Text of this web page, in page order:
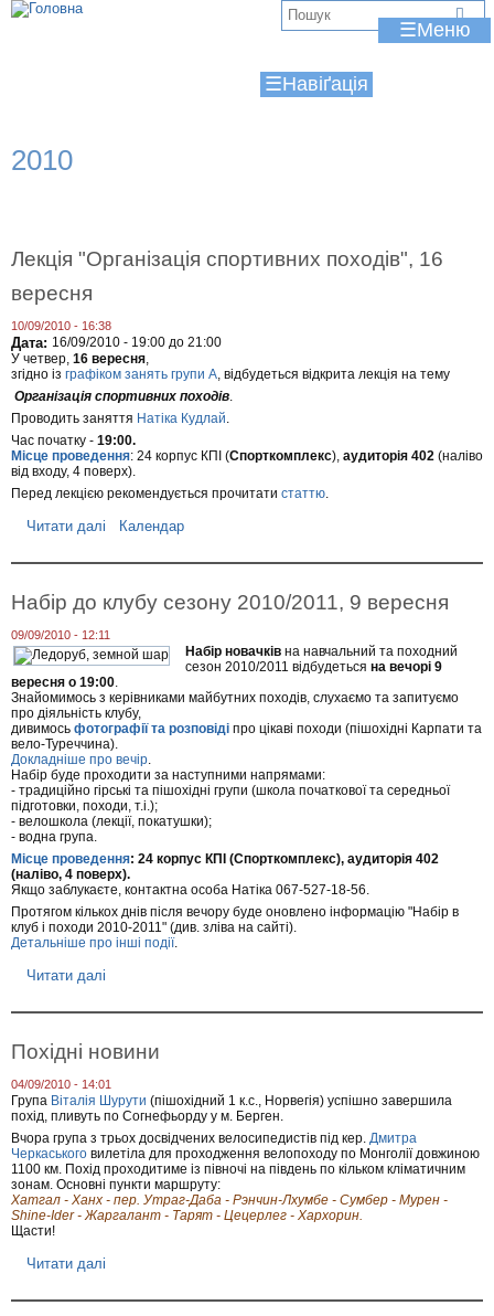
Jump to navigation
☰
☰
2010
Лекція "Організація спортивних походів", 16
вересня
10/09/2010 - 16:38
Дата: 16/09/2010 - 19:00 до 21:00
У четвер, 16 вересня,
згідно із графіком занять групи А, відбудеться відкрита лекція на тему
Організація спортивних походів.
Проводить заняття Натіка Кудлай.
Час початку - 19:00.
Місце проведення: 24 корпус КПІ (Спорткомплекс), аудиторія 402 (наліво
від входу, 4 поверх).
Перед лекцією рекомендується прочитати статтю.
Читати далі
о
к
і
я
"
О
р
г
а
н
і
з
а
ц
я
с
п
о
р
т
о
о
д
і
в
"
,
1
6
в
н
Календар
Набір до клубу сезону 2010/2011, 9 вересня
09/09/2010 - 12:11
Набір новачківна навчальний та походний
сезон 2010/2011 відбудеться на вечорі 9
вересня о 19:00.
Знайомимось з керівниками майбутних походів, слухаємо та запитуємо
про діяльність клубу,
дивимось фотографії та розповіді про цікаві походи (пішохідні Карпати та
вело-Туреччина).
Докладніше про вечір.
Набір буде проходити за наступними напрямами:
- традиційно гірські та пішохідні групи (школа початкової та середньої
підготовки, походи, т.і.);
- велошкола (лекції, покатушки);
- водна група.
Місце проведення: 24 корпус КПІ (Спорткомплекс), аудиторія 402
(наліво, 4 поверх).
Якщо заблукаєте, контактна особа Натіка 067-527-18-56.
Протягом кількох днів після вечору буде оновлено інформацію "Набір в
клуб і походи 2010-2011" (див. зліва на сайті).
Детальніше про інші події.
Читати далі
о
б
р
д
о
к
л
у
б
у
с
у
Похiдні новини
04/09/2010 - 14:01
Група Віталія Шурути (пішохідний 1 к.с., Норвегія) успішно завершила
похід, пливуть по Согнефьорду у м. Берген.
Вчора група з трьох досвідчених велосипедистів під кер. Дмитра
Черкаського вилетіла для проходження велопоходу по Монголії довжиною
1100 км. Похід проходитиме із півночі на південь по кільком кліматичним
зонам. Основні пункти маршруту:
Хатгал - Ханх - пер. Утраг-Даба - Рэнчин-Лхумбе - Сумбер - Мурен -
Shine-Ider - Жаргалант - Тарят - Цецерлег - Хархорин.
Щасти!
Читати далі
о